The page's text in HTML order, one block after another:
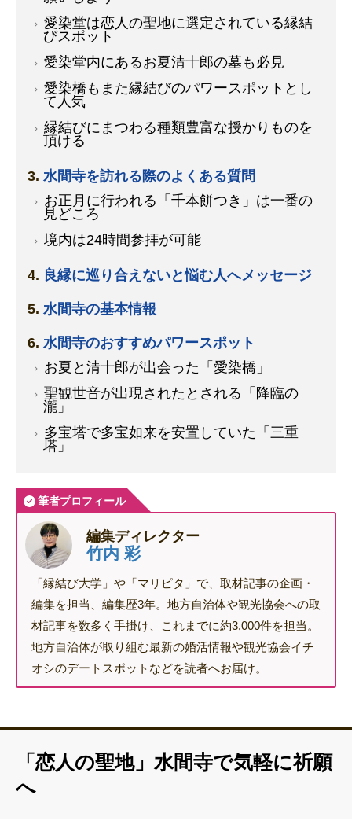
愛染堂は恋人の聖地に選定されている縁結
びスポット
愛染堂内にあるお夏清十郎の墓も必見
愛染橋もまた縁結びのパワースポットとし
て人気
縁結びにまつわる種類豊富な授かりものを
頂ける
水間寺を訪れる際のよくある質問
お正月に行われる「千本餅つき」は一番の
見どころ
境内は24時間参拝が可能
良縁に巡り合えないと悩む人へメッセージ
水間寺の基本情報
水間寺のおすすめパワースポット
お夏と清十郎が出会った「愛染橋」
聖観世音が出現されたとされる「降臨の
瀧」
多宝塔で多宝如来を安置していた「三重
塔」
筆者プロフィール
編集ディレクター
竹内 彩
「縁結び大学」や「マリピタ」で、取材記事の企画・
編集を担当、編集歴3年。地方自治体や観光協会への取
材記事を数多く手掛け、これまでに約3,000件を担当。
地方自治体が取り組む最新の婚活情報や観光協会イチ
オシのデートスポットなどを読者へお届け。
「恋人の聖地」水間寺で気軽に祈願
へ